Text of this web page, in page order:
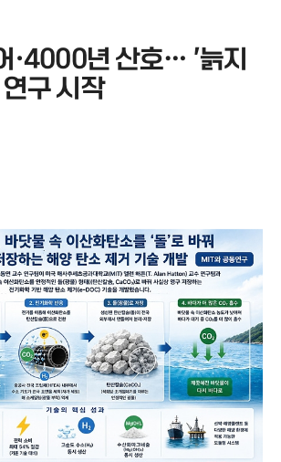
·4000년 산호… '늙지
구 시작